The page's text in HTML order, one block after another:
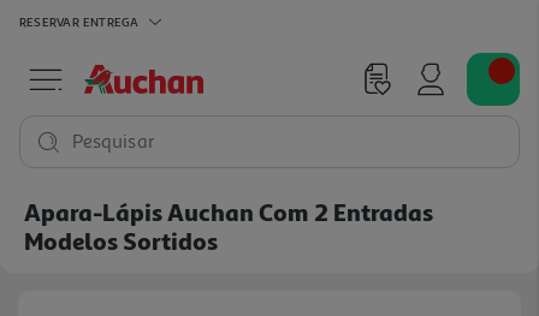
RESERVAR ENTREGA
Pesquisar
Apara-Lápis Auchan Com 2 Entradas
Modelos Sortidos